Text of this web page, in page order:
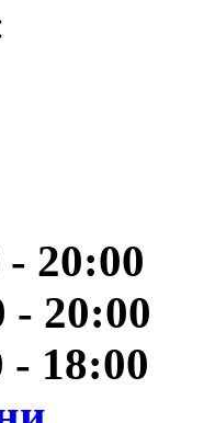
20:00
- 20:00
- 18:00